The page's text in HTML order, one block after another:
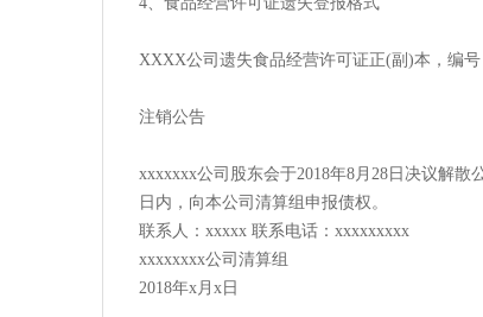
XXXX公司遗失食品经营许可证正(副)本，编
注销公告
xxxxxxx公司股东会于2018年8月28日决议解
日内，向本公司清算组申报债权。
联系人：xxxxx 联系电话：xxxxxxxxx
xxxxxxxx公司清算组
2018年x月x日